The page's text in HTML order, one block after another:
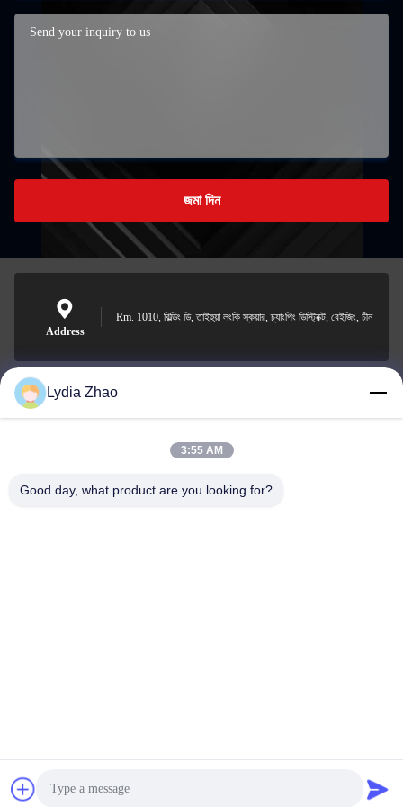
জমা দিন
Address
Rm. 1010, বিল্ডিং ডি, তাইহুয়া লংকি স্কয়ার, চ্যাংপিং ডিস্ট্রিক্ট, বেইজিং, চীন
jesingd@vip.sina.com
Beijing Oriens Technology Co., Ltd.
Lydia Zhao
3:55 AM
Good day, what product are you looking for?